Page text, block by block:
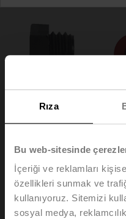
Rıza
Bu web-sitesinde
İçeriği ve reklamları
özellikleri sunmak ve
kullanıyoruz. Sitemizi
sosyal medya,